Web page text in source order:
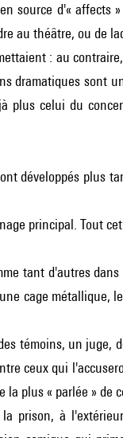
source d'« affects
au théâtre, ou de
: au
dramatiques sont
plus celui du
développés plus
principal. Tout
tant d'autres
cage métallique,
témoins, un juge,
ceux qui
plus « parlée » de
prison, à